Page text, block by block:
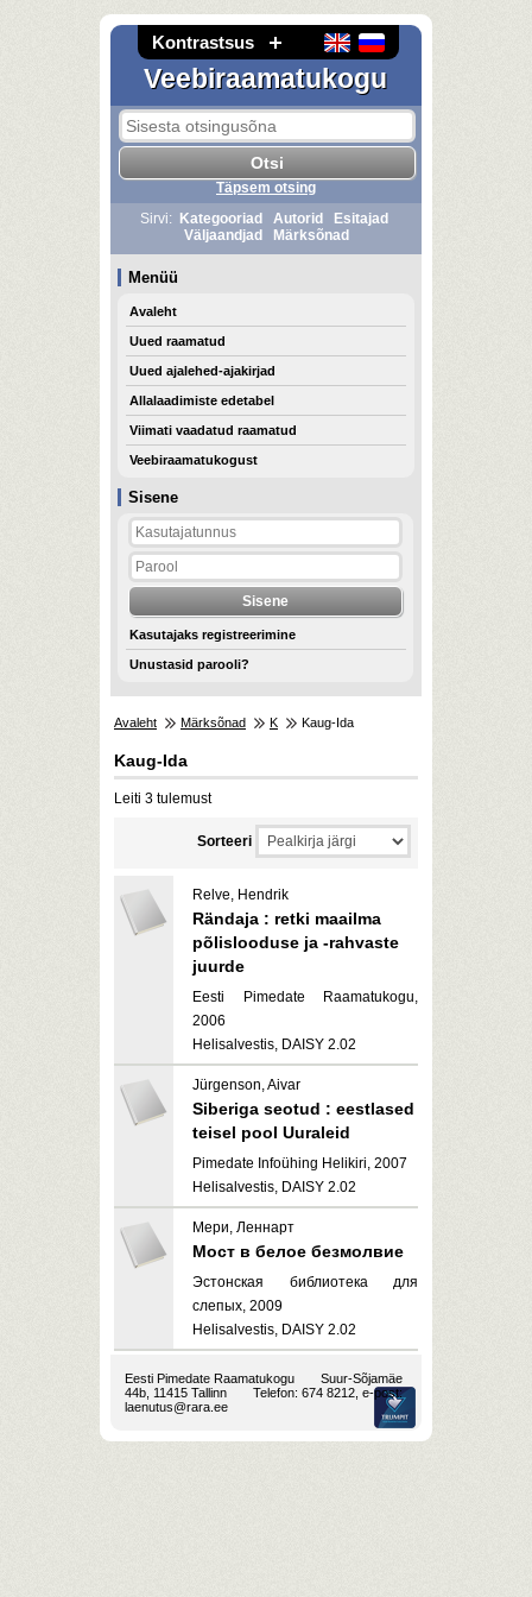
Kontrastsus
Veebiraamatukogu
Sisene
Kasutajaks registreerimine
Unustasid parooli?
Täpsem otsing
Sirvi:
Kategooriad Autorid
Esitajad
Väljaandjad
Märksõnad
Menüü
Avaleht
Uued raamatud
Uued ajalehed-ajakirjad
Allalaadimiste edetabel
Viimati vaadatud raamatud
Veebiraamatukogust
Avaleht Märksõnad K Kaug-Ida
Kaug-Ida
Leiti 3 tulemust
Sorteeri
Relve, Hendrik
Rändaja : retki maailma
põlislooduse ja -rahvaste
juurde
Eesti Pimedate Raamatukogu,
2006
Helisalvestis, DAISY 2.02
Jürgenson, Aivar
Siberiga seotud : eestlased
teisel pool Uuraleid
Pimedate Infoühing Helikiri, 2007
Helisalvestis, DAISY 2.02
Мери, Леннарт
Мост в белое безмолвие
Эстонская библиотека для
слепых, 2009
Helisalvestis, DAISY 2.02
Eesti Pimedate Raamatukogu
Suur-Sõjamäe
44b, 11415 Tallinn
Telefon: 674 8212, e-post:
laenutus@rara.ee